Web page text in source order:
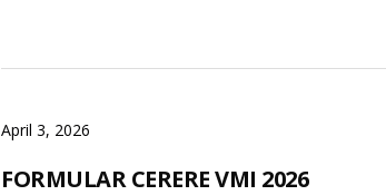
April 3, 2026
FORMULAR CERERE VMI 2026